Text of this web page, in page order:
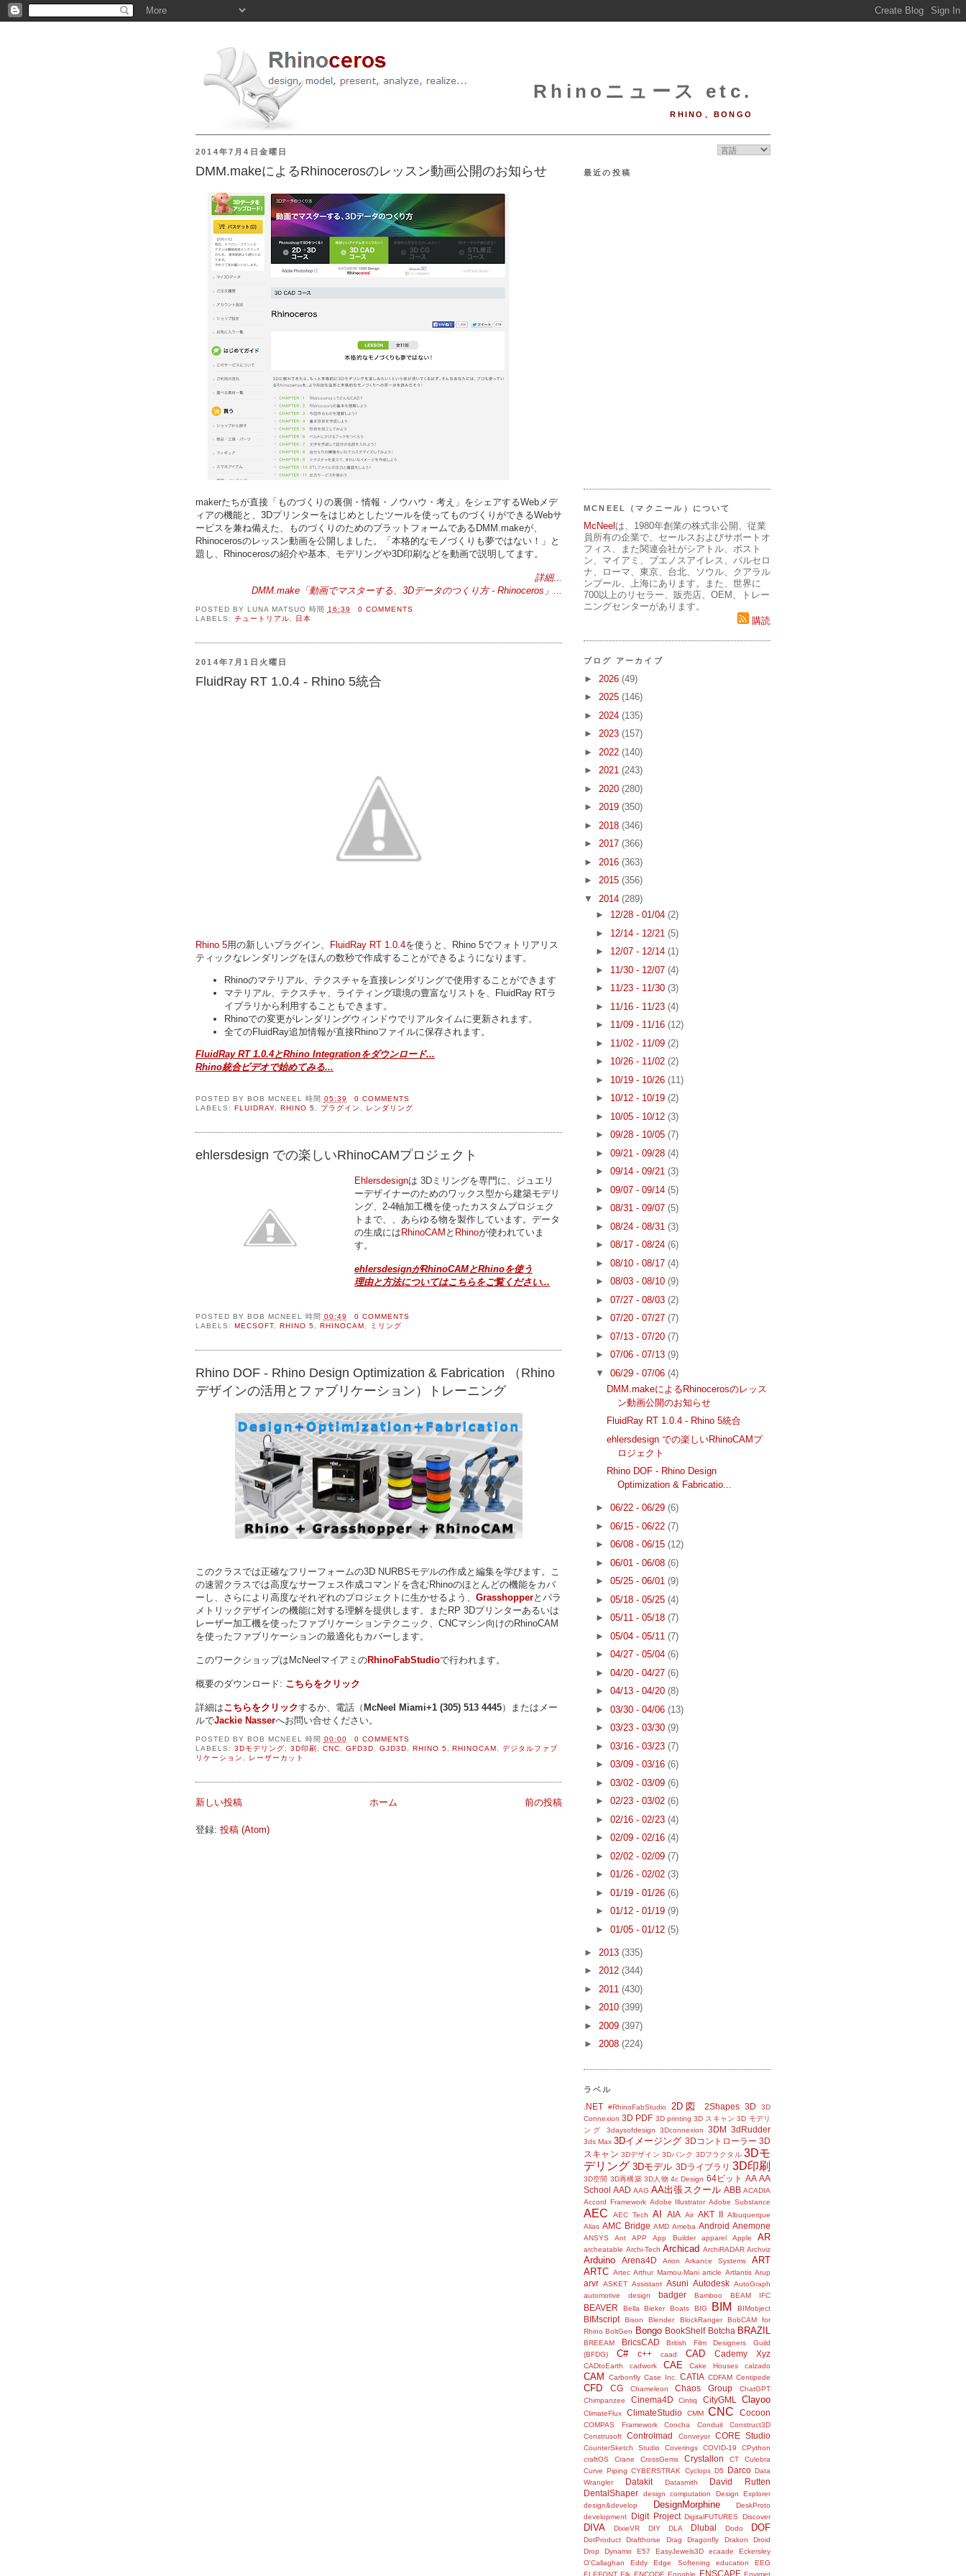
Rhinoニュース etc.
RHINO、BONGO
2014年7月4日金曜日
DMM.makeによるRhinocerosのレッスン動画公開のお知らせ
makerたちが直接「ものづくりの裏側・情報・ノウハウ・考え」をシェアするWebメデ
ィアの機能と、3Dプリンターをはじめとしたツールを使ってものづくりができるWebサ
ービスを兼ね備えた、ものづくりのためのプラットフォームであるDMM.makeが、
Rhinocerosのレッスン動画を公開しました。「本格的なモノづくりも夢ではない！」と
題し、Rhinocerosの紹介や基本、モデリングや3D印刷などを動画で説明してます。
詳細...
DMM.make「動画でマスターする、3Dデータのつくり方 - Rhinoceros」...
POSTED BY LUNA MATSUO 時間 16:39
0 COMMENTS
LABELS: チュートリアル 日本
2014年7月1日火曜日
FluidRay RT 1.0.4 - Rhino 5統合
Rhino 5用の新しいプラグイン、 FluidRay RT 1.0.4を使うと、Rhino 5でフォトリアリス
ティックなレンダリングをほんの数秒で作成することができるようになります。
Rhinoのマテリアル、テクスチャを直接レンダリングで使用することができます
マテリアル、テクスチャ、ライティング環境の豊富なリストを、FluidRay RTラ
イブラリから利用することもできます。
Rhinoでの変更がレンダリングウィンドウでリアルタイムに更新されます。
全てのFluidRay追加情報が直接Rhinoファイルに保存されます。
FluidRay RT 1.0.4とRhino Integrationをダウンロード...
Rhino統合ビデオで始めてみる...
POSTED BY BOB MCNEEL 時間 05:39
0 COMMENTS
LABELS: FLUIDRAY, RHINO 5 プラグイン レンダリング
ehlersdesign での楽しいRhinoCAMプロジェクト
Ehlersdesignは 3Dミリングを専門に、ジュエリ
ーデザイナーのためのワックス型から建築モデリ
ング、2-4軸加工機を使ったカスタムプロジェク
トまで、、あらゆる物を製作しています。データ
の生成には RhinoCAM と Rhinoが使われていま
す。
ehlersdesignがRhinoCAMとRhinoを使う
理由と方法についてはこちらをご覧ください...
POSTED BY BOB MCNEEL 時間 00:49
0 COMMENTS
LABELS: MECSOFT, RHINO 5 RHINOCAM ミリング
Rhino DOF - Rhino Design Optimization & Fabrication （Rhino
デザインの活用とファブリケーション）トレーニング
このクラスでは正確なフリーフォームの3D NURBSモデルの作成と編集を学びます。こ
の速習クラスでは高度なサーフェス作成コマンドを含むRhinoのほとんどの機能をカバ
ーし、さらにより高度なそれぞれのプロジェクトに生かせるよう、 Grasshopperとパラ
メトリックデザインの機能に対する理解を提供します。またRP 3Dプリンターあるいは
レーザー加工機を使ったファブリケーションテクニック、CNCマシン向けのRhinoCAM
を使ったファブリケーションの最適化もカバーします。
このワークショップはMcNeelマイアミのRhinoFabStudioで行われます。
概要のダウンロード: こちらをクリック
詳細はこちらをクリックするか、電話（ McNeel Miami+1 (305) 513 4445）またはメー
ルでJackie Nasserへお問い合せください。
POSTED BY BOB MCNEEL 時間 00:00
0 COMMENTS
LABELS: 3Dモデリング 3D印刷 CNC GFD3D GJD3D RHINO 5 ,RHINOCAM ,デジタルファブ
リケーション
レーザーカット
新しい投稿 前の投稿
ホーム
登録: 投稿 (Atom)
最近の投稿
MCNEEL（マクニール）について
McNeelは、1980年創業の株式非公開、従業
員所有の企業で、セールスおよびサポートオ
フィス、また関連会社がシアトル、ボスト
ン、マイアミ、ブエノスアイレス、バルセロ
ナ、ローマ、東京、台北、ソウル、クアラル
ンプール、上海にあります。また、世界に
700以上のリセラー、販売店、OEM、トレー
ニングセンターがあります。
購読
ブログ アーカイブ
► 2026 (49)
► 2025 (146)
► 2024 (135)
► 2023 (157)
► 2022 (140)
► 2021 (243)
► 2020 (280)
► 2019 (350)
► 2018 (346)
► 2017 (366)
► 2016 (363)
► 2015 (356)
▼ 2014 (289)
► 12/28 - 01/04 (2)
► 12/14 - 12/21 (5)
► 12/07 - 12/14 (1)
► 11/30 - 12/07 (4)
► 11/23 - 11/30 (3)
► 11/16 - 11/23 (4)
► 11/09 - 11/16 (12)
► 11/02 - 11/09 (2)
► 10/26 - 11/02 (2)
► 10/19 - 10/26 (11)
► 10/12 - 10/19 (2)
► 10/05 - 10/12 (3)
► 09/28 - 10/05 (7)
► 09/21 - 09/28 (4)
► 09/14 - 09/21 (3)
► 09/07 - 09/14 (5)
► 08/31 - 09/07 (5)
► 08/24 - 08/31 (3)
► 08/17 - 08/24 (6)
► 08/10 - 08/17 (4)
► 08/03 - 08/10 (9)
► 07/27 - 08/03 (2)
► 07/20 - 07/27 (7)
► 07/13 - 07/20 (7)
► 07/06 - 07/13 (9)
▼ 06/29 - 07/06 (4)
DMM.makeによるRhinocerosのレッス
ン動画公開のお知らせ
FluidRay RT 1.0.4 - Rhino 5統合
ehlersdesign での楽しいRhinoCAMプ
ロジェクト
Rhino DOF - Rhino Design
Optimization & Fabricatio...
► 06/22 - 06/29 (6)
► 06/15 - 06/22 (7)
► 06/08 - 06/15 (12)
► 06/01 - 06/08 (6)
► 05/25 - 06/01 (9)
► 05/18 - 05/25 (4)
► 05/11 - 05/18 (7)
► 05/04 - 05/11 (7)
► 04/27 - 05/04 (6)
► 04/20 - 04/27 (6)
► 04/13 - 04/20 (8)
► 03/30 - 04/06 (13)
► 03/23 - 03/30 (9)
► 03/16 - 03/23 (7)
► 03/09 - 03/16 (6)
► 03/02 - 03/09 (6)
► 02/23 - 03/02 (6)
► 02/16 - 02/23 (4)
► 02/09 - 02/16 (4)
► 02/02 - 02/09 (7)
► 01/26 - 02/02 (3)
► 01/19 - 01/26 (6)
► 01/12 - 01/19 (9)
► 01/05 - 01/12 (5)
► 2013 (335)
► 2012 (344)
► 2011 (430)
► 2010 (399)
► 2009 (397)
► 2008 (224)
ラベル
.NET #RhinoFabStudio 2D図 2Shapes 3D
3D
Connexion 3D PDF 3D printing 3D スキャン 3D モデリ
ング
3daysofdesign 3Dconnexion 3DM 3dRudder
3ds Max 3Dイメージング 3Dコントローラー 3D
スキャン 3Dデザイン 3Dバンク 3Dフラクタル 3Dモ
デリング 3Dモデル 3Dライブラリ 3D印刷
3D空間 3D再構築 3D人物 4c Design 64ビット AA AA
School AAD AAG AA出張スクール ABB ACADIA
Accord Framework Adobe Illustrator Adobe Substance
AEC AEC Tech AI AIA Air AKT II
Albuquerque
Alias AMC Bridge AMD Ameba Android Anemone
ANSYS Ant APP App Builder apparel Apple AR
archeatable Archi-Tech Archicad ArchiRADAR Archviz
Arduino Arena4D Arion Arkance Systems
ART
ARTC Artec Arthur Mamou-Mani article Artlantis Arup
arvr ASKET Assistant Asuni Autodesk AutoGraph
automotive design
badger Bamboo BEAM IFC
BEAVER Bella Bieker Boats BIG BIM BIMobject
BIMscript Bison Blender BlockRanger
BobCAM for
Rhino BoltGen Bongo BookShelf Botcha BRAZIL
BREEAM BricsCAD
British Film Designers Guild
(BFDG)
C# c++ caad CAD Cademy Xyz
CADtoEarth cadwork CAE Cake Houses calzado
CAM Carbonfly Case Inc. CATIA CDFAM Centipede
CFD CG Chameleon Chaos Group
ChatGPT
Chimpanzee
Cinema4D Cintiq CityGML Clayoo
ClimateFlux ClimateStudio CMM CNC Cocoon
COMPAS Framework Concha Conduit
Construct3D
Construsoft
Controlmad Conveyor CORE Studio
CounterSketch Studio Coverings COVID-19
CPython
craftOS
Crane CrossGems Crystallon CT
Culebra
Curve Piping CYBERSTRAK Cyclops D5 Darco Data
Wrangler
Datakit Datasmith
David Rutten
DentalShaper
design computation
Design Explorer
design&develop
DesignMorphine
DeskProto
development
Digit Project DigitalFUTURES Discover
DIVA DixieVR DIY DLA Dlubal Dodo DOF
DotProduct Drafthorse Drag Dragonfly Drakon
Droid
Drop
Dynamo E57 EasyJewels3D ecaade
Eckersley
O'Callaghan
Eddy Edge Softening education
EEG
ELEFONT Elk ENCODE Ennoble ENSCAPE Envimet